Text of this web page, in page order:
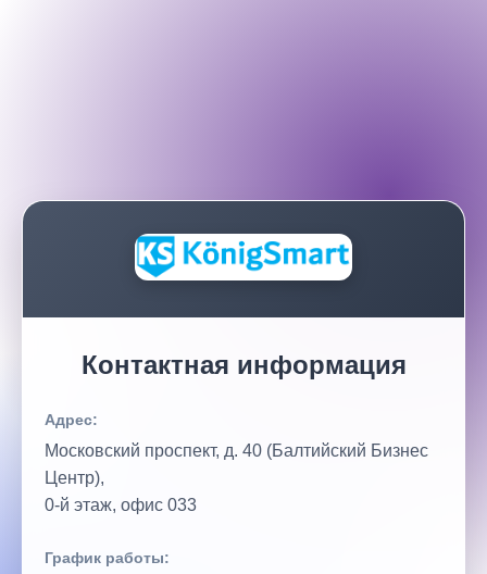
Контактная информация
Адрес:
Московский проспект, д. 40 (Балтийский Бизнес
Центр),
0‑й этаж, офис 033
График работы: